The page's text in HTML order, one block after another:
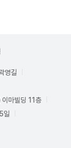
영길
마빌딩 11층
일